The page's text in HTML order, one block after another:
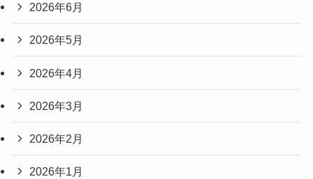
2026年6月
2026年5月
2026年4月
2026年3月
2026年2月
2026年1月